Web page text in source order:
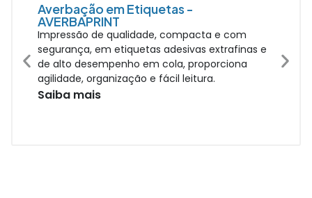
Averbação em Etiquetas -
AVERBAPRINT
Impressão de qualidade, compacta e com
segurança, em etiquetas adesivas extrafinas e
de alto desempenho em cola, proporciona
agilidade, organização e fácil leitura.
Saiba mais